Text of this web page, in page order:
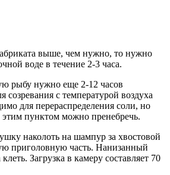
выше, чем нужно, то нужно
воде в течение 2-3 часа.
рыбу нужно еще 2-12 часов
созревания с температурой воздуха
для перераспределения соли, но
пунктом можно пренебречь.
наколоть на шампур за хвостовой
приголовную часть. Нанизанный
Загрузка в камеру составляет 70